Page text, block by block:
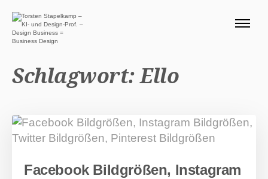
BLOG
SERVICE DESIGN THINKING
PRODUKTE
Suchen nach:
Schlagwort:Ello
Facebook Bildgrößen, Instagram